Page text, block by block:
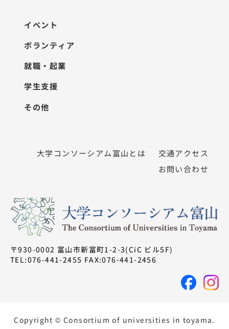
イベント
ボランティア
就職・起業
学生支援
その他
大学コンソーシアム富山とは
交通アクセス
お問い合わせ
〒930-0002 富山市新富町1-2-3(CiC ビル5F)
TEL:076-441-2455 FAX:076-441-2456
Copyright © Consortium of universities in toyama.